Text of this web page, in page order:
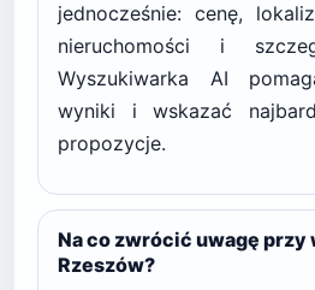
jednocześnie: cenę,
nieruchomości i
Wyszukiwarka AI
wyniki i wskazać
propozycje.
Na co zwrócić uwagę
Rzeszów?